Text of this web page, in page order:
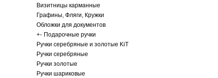
Визитницы карманные
Графины, Фляги, Кружки
Обложки для документов
+- Подарочные ручки
Ручки серебряные и золотые KiT
Ручки серебряные
Ручки золотые
Ручки шариковые